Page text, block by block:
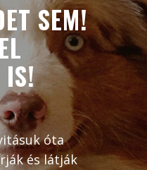
SEM!
IS!
óta
és látják